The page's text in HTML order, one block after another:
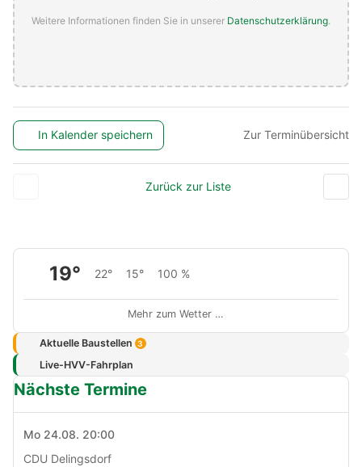
Weitere Informationen finden Sie in unserer Datenschutzerklärung.
In Kalender speichern Zur Terminübersicht
Zurück zur Liste
19° 22° 15° 100 %
Mehr zum Wetter …
Aktuelle Baustellen 3
Live-HVV-Fahrplan
Nächste Termine
Mo 24.08. 20:00
CDU Delingsdorf